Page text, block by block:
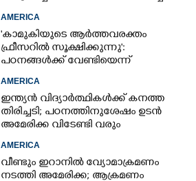
AMERICA
'കാമുകിയുടെ ആർത്തവരക്തം
ഫ്രീസറിൽ സൂക്ഷിക്കുന്നു':
പഠനങ്ങൾക്ക് വേണ്ടിയെന്ന്
ജോൺസന്റെ പോസ്റ്റ്
AMERICA
ഇന്ത്യൻ വിദ്യാർത്ഥികൾക്ക് കനത്ത
തിരിച്ചടി; പഠനത്തിനുശേഷം ഉടൻ
അമേരിക്ക വിടേണ്ടി വരും
AMERICA
വീണ്ടും ഇറാനിൽ വ്യോമാക്രമണം
നടത്തി അമേരിക്ക; ആക്രമണം